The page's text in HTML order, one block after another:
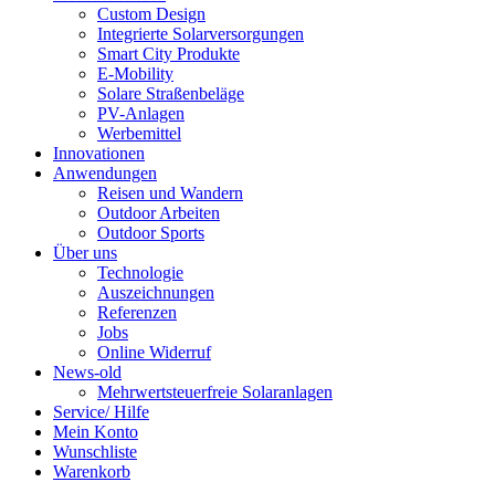
Custom Design
Integrierte Solarversorgungen
Smart City Produkte
E-Mobility
Solare Straßenbeläge
PV-Anlagen
Werbemittel
Innovationen
Anwendungen
Reisen und Wandern
Outdoor Arbeiten
Outdoor Sports
Über uns
Technologie
Auszeichnungen
Referenzen
Jobs
Online Widerruf
News-old
Mehrwertsteuerfreie Solaranlagen
Service/ Hilfe
Mein Konto
Wunschliste
Warenkorb